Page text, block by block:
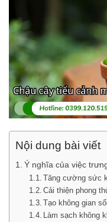
Nội dung bài viết
Ý nghĩa của việc
Tăng cường sức
Cải thiện phong
Tạo không gian
Làm sạch không